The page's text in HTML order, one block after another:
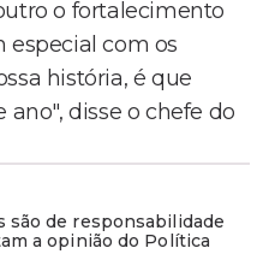
o fortalecimento
especial com os
história, é que
disse o chefe do
são de responsabilidade
a opinião do Política